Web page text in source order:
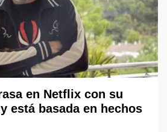
en Netflix con su
está basada en hechos